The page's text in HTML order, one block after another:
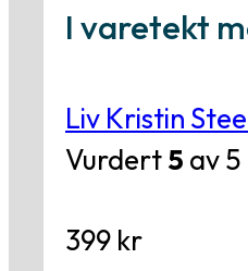
Krim
I varetekt
Liv Kristin
Vurdert5 av
399 kr